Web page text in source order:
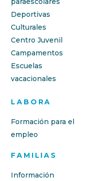
Deportivas
Culturales
Centro Juvenil
Campamentos
Escuelas
vacacionales
LABORA
Formación para el
empleo
FAMILIAS
Información